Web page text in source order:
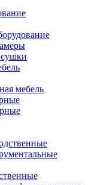
мебель